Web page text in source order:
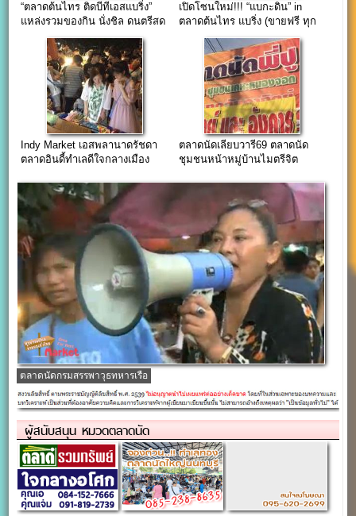
“ตลาดต้นไทร ติดบีทีเอสแบริ่ง”
แหล่งรวมของกิน นั่งชิล ดนตรีสด
เปิดโซนใหม่!!! “แบกะดิน” in
ตลาดต้นไทร แบริ่ง (ขายฟรี ทุก
Indy Market เอสพลานาดรัชดา
ตลาดอินดี้ทำเลดีใจกลางเมือง
ตลาดนัดเลียบวารี69 ตลาดนัด
ชุมชนหน้าหมู่บ้านไมตรีจิต
ตลาดนัดกรมสรรพาวุธทหารเรือ
ผู้สนับสนุน หมวดตลาดนัด